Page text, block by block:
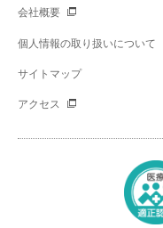
会社概要
個人情報の取り扱いについて
サイトマップ
アクセス